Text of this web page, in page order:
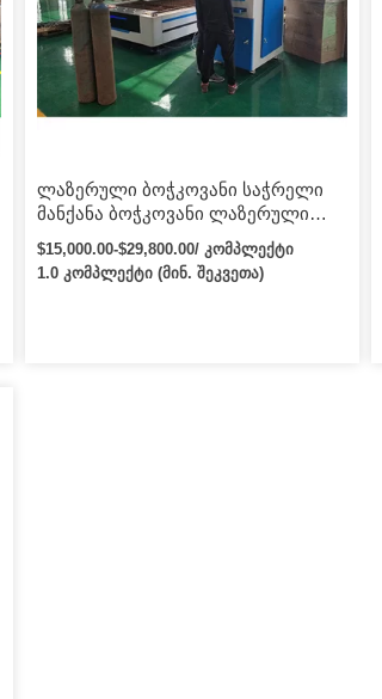
კონტროლზე. მანქანა არის […]
ლაზერული ბოჭკოვანი საჭრელი
მანქანა ბოჭკოვანი ლაზერული
საჭრელი მანქანა Raycus/ MAX/ IPG
Laser Cnc Metal Cutter 2000kw 4KW
6kw სრული დახურული ბოჭკოვანი
$15,000.00-$29,800.00/ კომპლექტი
1.0 კომპლექტი (მინ. შეკვეთა)